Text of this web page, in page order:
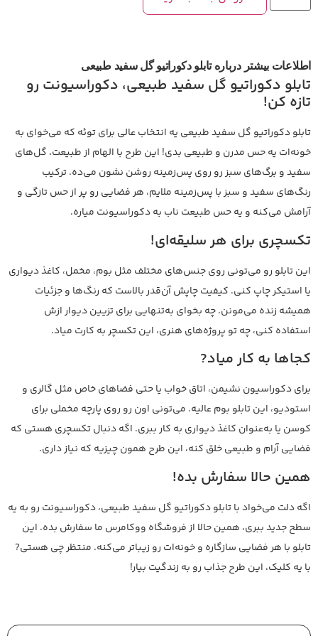
اطلاعات بیشتر درباره تابلو دکوراتیو گل سفید طبیعی
تابلو دکوراتیو گل سفید طبیعی، دکوراسیونت رو
تازه کن!
تابلو دکوراتیو گل سفید طبیعی یه انتخاب عالی برای توئه که می‌خوای به
خونه‌ات یه حس مدرن و طبیعی بدی! این طرح با الهام از طبیعت، گل‌های
سفید و برگ‌های سبز رو روی پس‌زمینه روشن نشون می‌ده. ترکیب
رنگ‌های سفید و سبز با پس‌زمینه ملایم، هر فضایی رو پر از حس تازگی و
آرامش می‌کنه و یه حس طبیعت ناب به دکوراسیونت میاره.
تکسچری برای هر سلیقه‌ای!
این تابلو رو می‌تونی روی جنس‌های مختلف مثل بوم، مخمل، کاغذ دیواری
یا استیکر چاپ کنی. کیفیت چاپش آن‌قدر بالاست که رنگ‌ها و جزئیات
همیشه زنده می‌مونن. چه بخوای به‌تنهایی برای تزیین دیوار ازش
استفاده کنی، چه تو پروژه‌های هنری، این تکسچر به کارت میاد.
کجاها به کار میاد?
برای دکوراسیون نشیمن، اتاق خواب یا حتی فضاهای خاص مثل گالری و
استودیو، این تابلو بوم عالیه. می‌تونی اون رو روی پارچه مخملی برای
کوسن یا به‌عنوان کاغذ دیواری به کار ببری. اگه دنبال تکسچری هستی که
فضایی آرام و طبیعی خلق کنه، این طرح همون چیزیه که نیاز داری.
همین حالا سفارش بده!
اگه دلت می‌خواد با تابلو دکوراتیو گل سفید طبیعی، دکوراسیونت رو به یه
سطح جدید ببری، همین حالا از فروشگاه ووکامرس ما سفارش بده. این
تابلو با هر فضایی سازگاره و خونه‌ات رو زیباتر می‌کنه. منتظر چی هستی?
با یه کلیک، این طرح جذاب رو به زندگیت بیار!